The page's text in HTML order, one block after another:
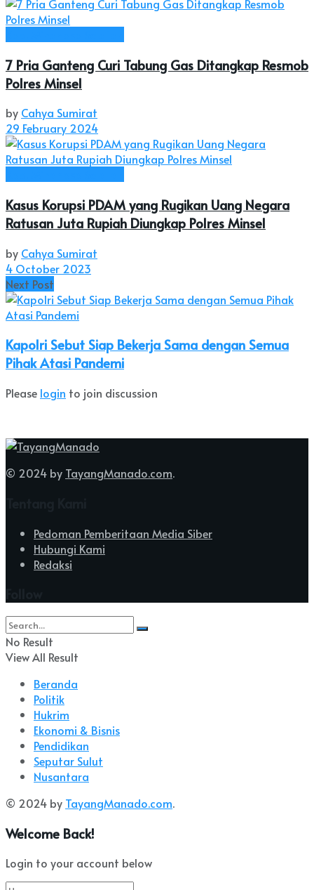
7 Pria Ganteng Curi Tabung Gas Ditangkap Resmob
Polres Minsel
by Cahya Sumirat
29 February 2024
Kasus Korupsi PDAM yang Rugikan Uang Negara
Ratusan Juta Rupiah Diungkap Polres Minsel
by Cahya Sumirat
4 October 2023
Next Post
Kapolri Sebut Siap Bekerja Sama dengan Semua
Pihak Atasi Pandemi
Please login to join discussion
© 2024 by TayangManado.com.
Pedoman Pemberitaan Media Siber
Hubungi Kami
Redaksi
No Result
View All Result
Beranda
Politik
Hukrim
Ekonomi & Bisnis
Pendidikan
Seputar Sulut
Nusantara
© 2024 by TayangManado.com.
Welcome Back!
Login to your account below